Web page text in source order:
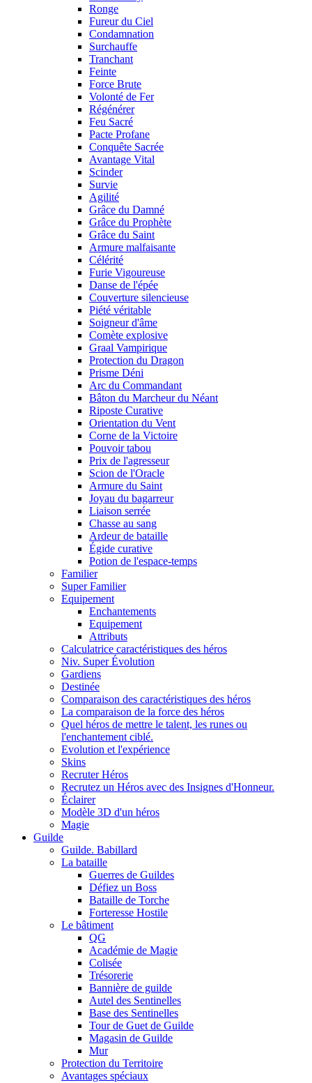
Ronge
Fureur du Ciel
Condamnation
Surchauffe
Tranchant
Feinte
Force Brute
Volonté de Fer
Régénérer
Feu Sacré
Pacte Profane
Conquête Sacrée
Avantage Vital
Scinder
Survie
Agilité
Grâce du Damné
Grâce du Prophète
Grâce du Saint
Armure malfaisante
Célérité
Furie Vigoureuse
Danse de l'épée
Couverture silencieuse
Piété véritable
Soigneur d'âme
Comète explosive
Graal Vampirique
Protection du Dragon
Prisme Déni
Arc du Commandant
Bâton du Marcheur du Néant
Riposte Curative
Orientation du Vent
Corne de la Victoire
Pouvoir tabou
Prix de l'agresseur
Scion de l'Oracle
Armure du Saint
Joyau du bagarreur
Liaison serrée
Chasse au sang
Ardeur de bataille
Égide curative
Potion de l'espace-temps
Familier
Super Familier
Equipement
Enchantements
Equipement
Attributs
Calculatrice caractéristiques des héros
Niv. Super Évolution
Gardiens
Destinée
Comparaison des caractéristiques des héros
La comparaison de la force des héros
Quel héros de mettre le talent, les runes ou
l'enchantement ciblé.
Evolution et l'expérience
Skins
Recruter Héros
Recrutez un Héros avec des Insignes d'Honneur.
Éclairer
Modèle 3D d'un héros
Magie
Guilde
Guilde. Babillard
La bataille
Guerres de Guildes
Défiez un Boss
Bataille de Torche
Forteresse Hostile
Le bâtiment
QG
Académie de Magie
Colisée
Trésorerie
Bannière de guilde
Autel des Sentinelles
Base des Sentinelles
Tour de Guet de Guilde
Magasin de Guilde
Mur
Protection du Territoire
Avantages spéciaux